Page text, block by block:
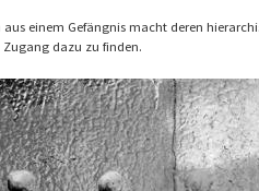
einem Gefängnis macht deren
dazu zu finden.